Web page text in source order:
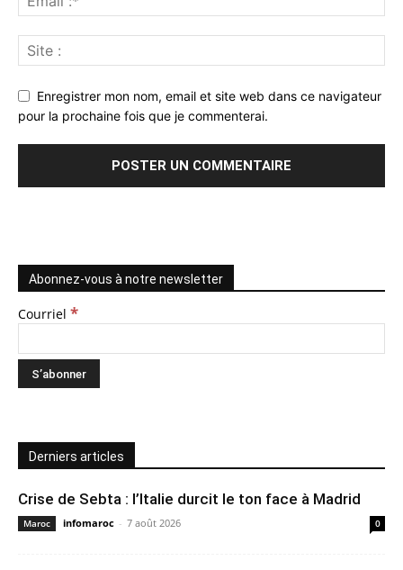
Enregistrer mon nom, email et site web dans ce navigateur
pour la prochaine fois que je commenterai.
Abonnez-vous à notre newsletter
Courriel *
Derniers articles
Crise de Sebta : l’Italie durcit le ton face à Madrid
Maroc infomaroc - 7 août 2026 0